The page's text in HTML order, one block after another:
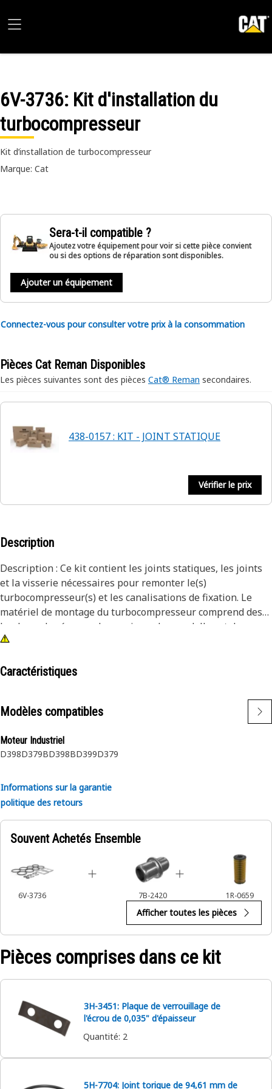
6V-3736: Kit d'installation du
turbocompresseur
Kit d’installation de turbocompresseur
Marque: Cat
Sera-t-il compatible ?
Ajoutez votre équipement pour voir si cette pièce convient
ou si des options de réparation sont disponibles.
Ajouter un équipement
Connectez-vous pour consulter votre prix à la consommation
Pièces Cat Reman Disponibles
Les pièces suivantes sont des pièces Cat® Reman secondaires.
438-0157 : KIT - JOINT STATIQUE
Vérifier le prix
Description
Description : Ce kit contient les joints statiques, les joints
et la visserie nécessaires pour remonter le(s)
turbocompresseur(s) et les canalisations de fixation. Le
matériel de montage du turbocompresseur comprend des
boulons, des écrous, des goujons, des rondelles et des
entretoises. Ce kit concerne les numéros de pièce de kit de
kits sont conçus pour plus de commodité : préemballés,
une seule boîte, ils vous permettent de gagner du temps et
d’économiser de l’argent.
Caractéristiques
Modèles compatibles
Moteur Industriel
D398D379BD398BD399D379
Informations sur la garantie
politique des retours
Souvent Achetés Ensemble
6V-3736 7B-2420 1R-0659
Afficher toutes les pièces
Pièces comprises dans ce kit
3H-3451: Plaque de verrouillage de
l'écrou de 0,035" d'épaisseur
Quantité: 2
5H-7704: Joint torique de 94,61 mm de